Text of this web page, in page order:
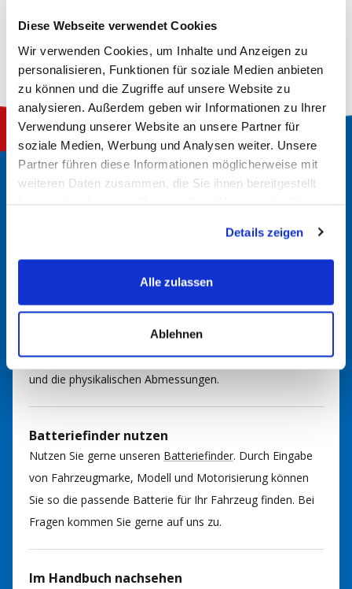
Diese Webseite verwendet Cookies
Wir verwenden Cookies, um Inhalte und Anzeigen zu
personalisieren, Funktionen für soziale Medien anbieten
zu können und die Zugriffe auf unsere Website zu
analysieren. Außerdem geben wir Informationen zu Ihrer
Verwendung unserer Website an unsere Partner für
soziale Medien, Werbung und Analysen weiter. Unsere
Partner führen diese Informationen möglicherweise mit
weiteren Daten zusammen, die Sie ihnen bereitgestellt
Details zeigen
Alle zulassen
Ablehnen
Zu diesem Artikel
Alte Batterie überprüfen
Manchmal sind die Spezifikationen direkt auf der alten
Batterie aufgedruckt. Dort finden Sie möglicherweise
Angaben wie Amperestunden (Ah), Kaltstartstrom (CCA)
und die physikalischen Abmessungen.
Batteriefinder nutzen
Nutzen Sie gerne unseren Batteriefinder. Durch Eingabe
von Fahrzeugmarke, Modell und Motorisierung können
Sie so die passende Batterie für Ihr Fahrzeug finden. Bei
Fragen kommen Sie gerne auf uns zu.
Im Handbuch nachsehen